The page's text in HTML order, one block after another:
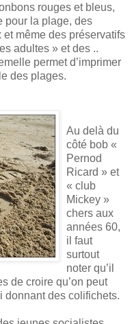
rouges et bleus,
pour la plage, des
et même des préservatifs
adultes » et des ..
permet d’imprimer
des plages.
Au delà du
côté bob «
Pernod
Ricard » et
« club
Mickey »
chers aux
années 60,
il faut
surtout
noter qu’il
de croire qu’on peut
donnant des colifichets.